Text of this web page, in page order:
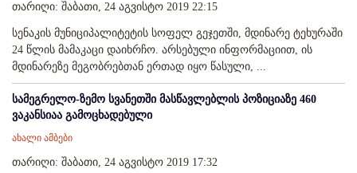
თარიღი: შაბათი, 24 აგვისტო 2019 22:15
სენაკის მუნიციპალიტეტის სოფელ გეჯეთში, მდინარე ტეხურაში
24 წლის მამაკაცი დაიხრჩო. არსებული ინფორმაციით, ის
მდინარეზე მეგობრებთან ერთად იყო წასული, ...
სამეგრელო-ზემო სვანეთში მასწავლებლის პოზიციაზე 460
ვაკანსიაა გამოცხადებული
ახალი ამბები
თარიღი: შაბათი, 24 აგვისტო 2019 17:32